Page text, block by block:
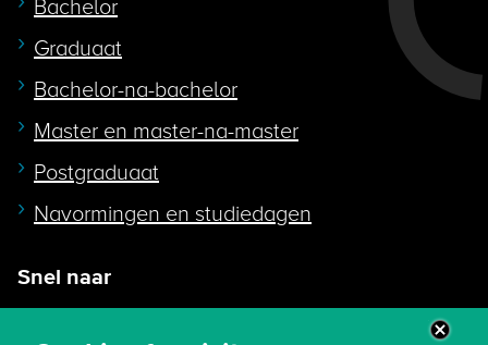
Bachelor
Graduaat
Bachelor-na-bachelor
Master en master-na-master
Postgraduaat
Navormingen en studiedagen
Snel naar